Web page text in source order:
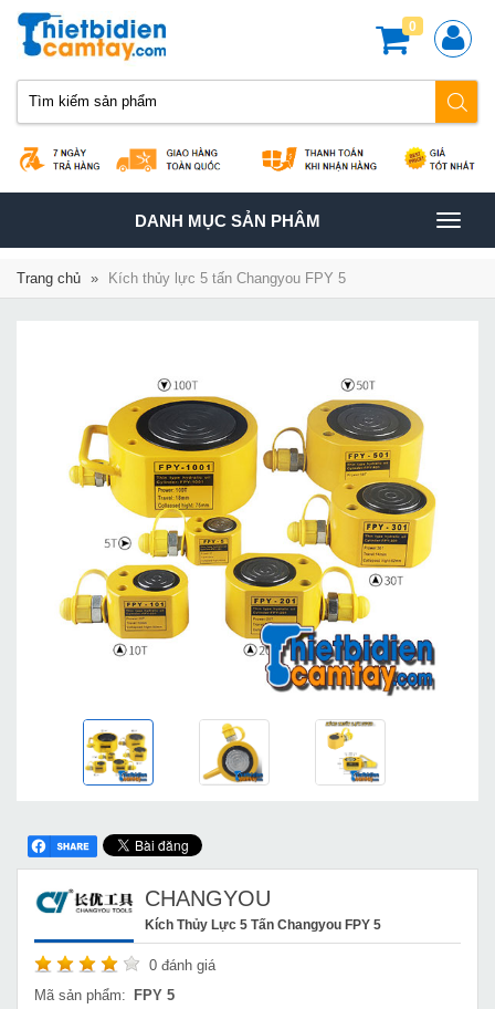
0
TOGGLE
NAVIGATION
DANH MỤC SẢN PHÂM
Trang chủ » Kích thủy lực 5 tấn Changyou FPY 5
CHANGYOU
Kích Thủy Lực 5 Tấn Changyou FPY 5
0 đánh giá
Mã sản phẩm:
FPY 5